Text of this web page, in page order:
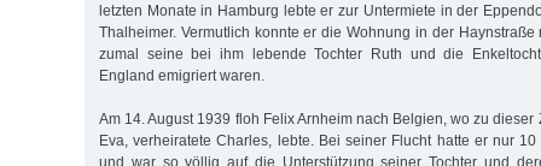
letzten Monate in Hamburg lebte er zur Untermiete in der
Thalheimer. Vermutlich konnte er die Wohnung in der Haynstraße
zumal seine bei ihm lebende Tochter Ruth und die
England emigriert waren.
Am 14. August 1939 floh Felix Arnheim nach Belgien, wo zu dieser
Eva, verheiratete Charles, lebte. Bei seiner Flucht hatte er nur
und war so völlig auf die Unterstützung seiner Tochter und